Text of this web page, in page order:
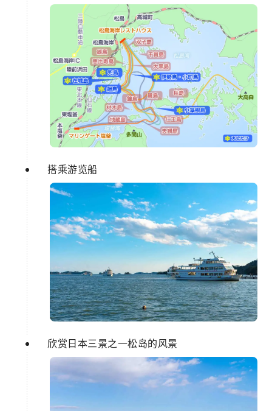
搭乘游览船
欣赏日本三景之一松岛的风景